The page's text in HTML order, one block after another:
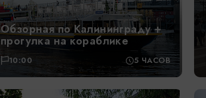
Обзорная по Калининграду +
прогулка на кораблике
10:00 5 ЧАСОВ